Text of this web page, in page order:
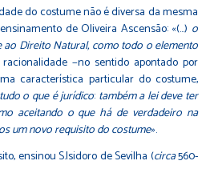
do costume não é diversa da mesma
de Oliveira Ascensão: «(…) o
Direito Natural, como todo o elemento
racionalidade −no sentido apontado por
característica particular do costume,
o que é jurídico: também a lei deve ter
aceitando o que há de verdadeiro na
um novo requisito do costume».
ensinou S.Isidoro de Sevilha (circa560-